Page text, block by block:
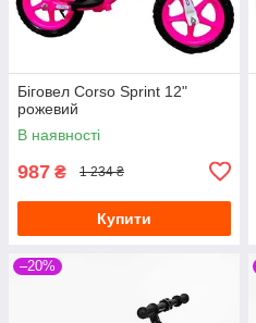
Біговел Corso Sprint 12"
рожевий
В наявності
987 ₴ 1 234 ₴
Купити
–20%